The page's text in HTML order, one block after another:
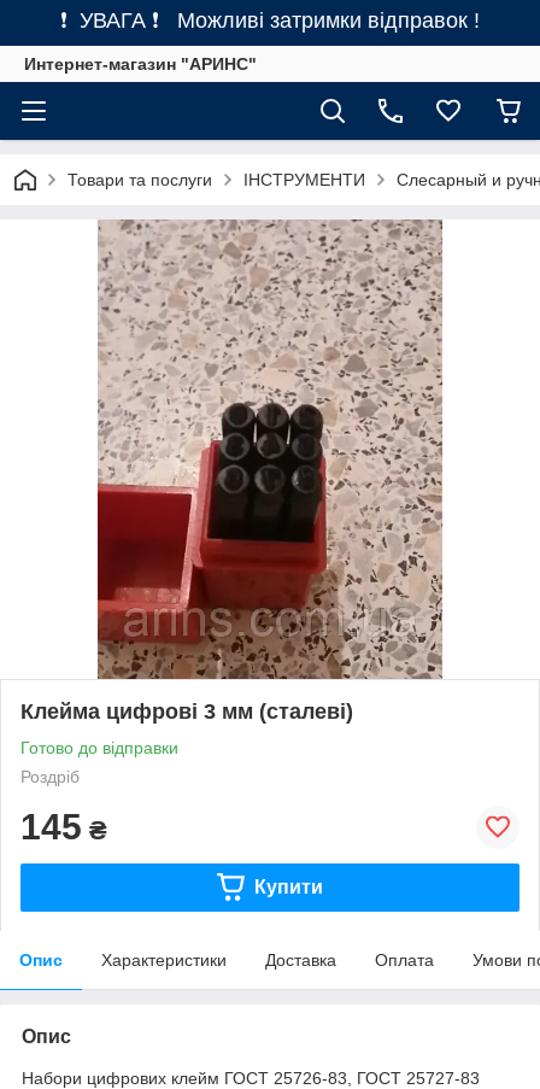
❗ УВАГА ❗ Можливі затримки відправок !
Интернет-магазин "АРИНС"
Товари та послуги ІНСТРУМЕНТИ Слесарный и
Клейма цифрові 3 мм (сталеві)
Готово до відправки
Роздріб
145 ₴
Купити
Опис Характеристики Доставка Оплата Умови
Опис
Набори цифрових клейм ГОСТ 25726-83, ГОСТ 25727-83